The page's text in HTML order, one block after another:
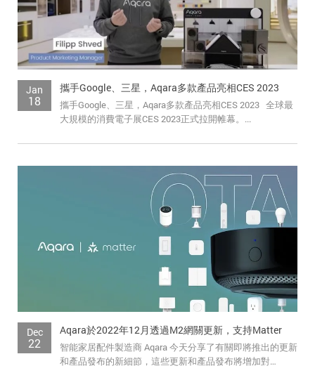
Jan
18
攜手Google、三星，Aqara多款產品亮相CES 2023
攜手Google、三星，Aqara多款產品亮相CES 2023 全球最
大規模的消費電子展CES 2023正式拉開帷幕。...
Dec
22
Aqara於2022年12月透過M2網關更新，支持Matter
智能家居配件製造商 Aqara 今天分享了有關即將推出的更新
和產品發布的新細節，這些更新和產品發布將增加對